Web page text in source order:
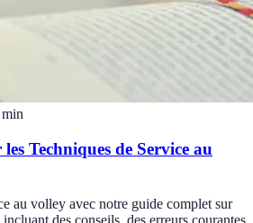
min
Techniques de Service au
au volley avec notre guide complet sur
des conseils, des erreurs courantes